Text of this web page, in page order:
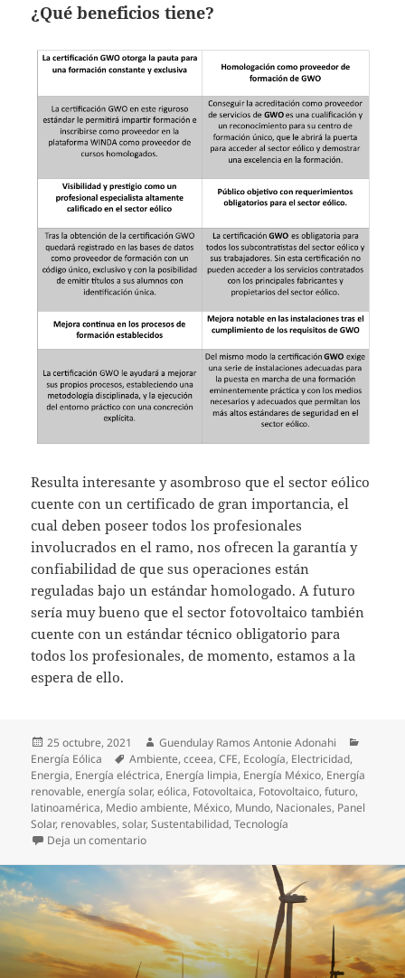
¿Qué beneficios tiene?
Resulta interesante y asombroso que el sector eólico
cuente con un certificado de gran importancia, el
cual deben poseer todos los profesionales
involucrados en el ramo, nos ofrecen la garantía y
confiabilidad de que sus operaciones están
reguladas bajo un estándar homologado. A futuro
sería muy bueno que el sector fotovoltaico también
cuente con un estándar técnico obligatorio para
todos los profesionales, de momento, estamos a la
espera de ello.
Publicado
el
25 octubre, 2021 Autor
Guendulay Ramos Antonie Adonahi
Energía Eólica
Etiquetas
Ambiente,cceea,CFE, Ecología, Electricidad,
Energia, Energía eléctrica, Energía limpia, Energía México, Energía
renovable,energía solar,eólica, Fotovoltaica, Fotovoltaico,futuro,
latinoamérica, Medio ambiente, México, Mundo, Nacionales, Panel
Solar, renovables,solar,Sustentabilidad,Tecnología
Deja un comentarioen Certificado GWO y su impacto en el Sector